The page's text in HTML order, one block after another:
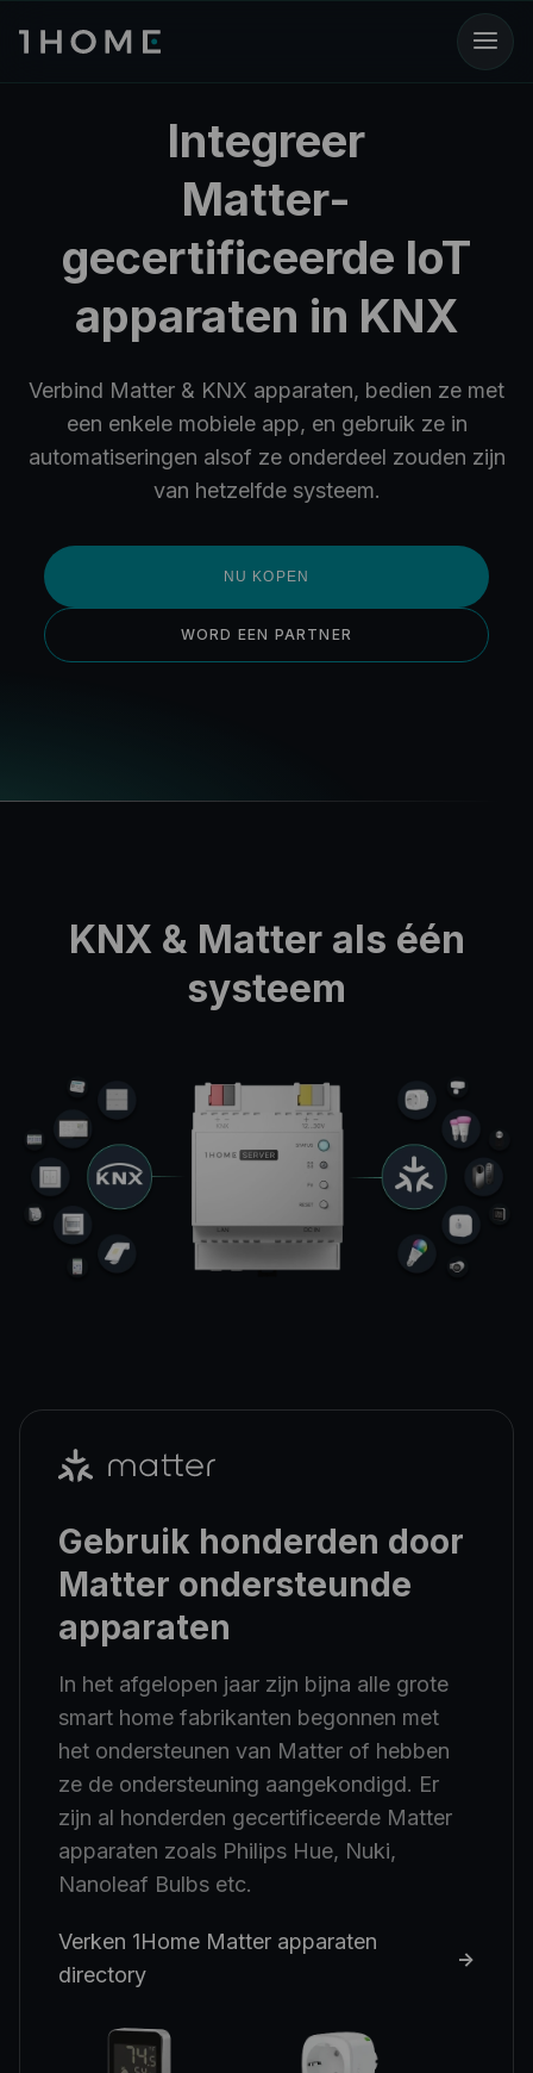
Integreer
Matter-
gecertificeerde IoT
apparaten in KNX
Verbind Matter & KNX apparaten, bedien ze met
een enkele mobiele app, en gebruik ze in
automatiseringen alsof ze onderdeel zouden zijn
van hetzelfde systeem.
NU KOPEN
WORD EEN PARTNER
KNX & Matter als één
systeem
Gebruik honderden door
Matter ondersteunde
apparaten
In het afgelopen jaar zijn bijna alle grote
smart home fabrikanten begonnen met
het ondersteunen van Matter of hebben
ze de ondersteuning aangekondigd. Er
zijn al honderden gecertificeerde Matter
apparaten zoals Philips Hue, Nuki,
Nanoleaf Bulbs etc.
Verken 1Home Matter apparaten
directory
->